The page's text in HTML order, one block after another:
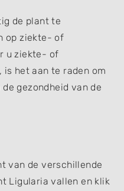
de plant te
op ziekte- of
u ziekte- of
het aan te raden om
gezondheid van de
van de verschillende
Ligularia vallen en klik